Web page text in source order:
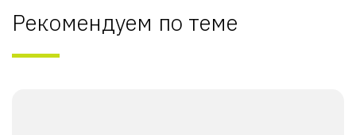
Рекомендуем по теме